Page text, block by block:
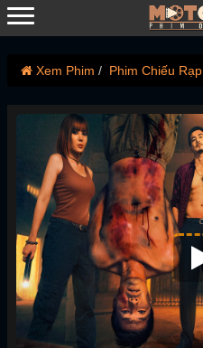
Xem Phim Phim Chiếu Rạp